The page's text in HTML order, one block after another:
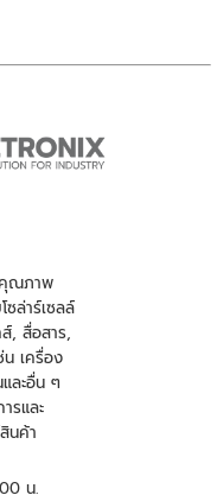
คุณภาพ
ล่าร์เซลล์
, สื่อสาร,
น เครื่อง
ละอื่น ๆ
รและ
นค้า
น.